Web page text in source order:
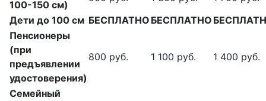
100-150 см)
Дети до 100 см БЕСПЛАТНО БЕСПЛАТНО
Пенсионеры
(при
предъявлении
удостоверения)
800 руб. 1 100 руб. 1 400 руб.
Семейный